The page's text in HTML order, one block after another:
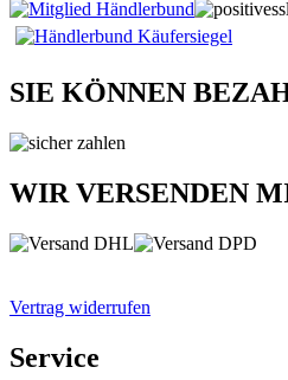
SIE KÖNNEN
WIR VERSENDEN
Vertrag widerrufen
Service